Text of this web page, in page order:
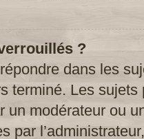
?
dans les
terminé. Les
un modérateur ou
par